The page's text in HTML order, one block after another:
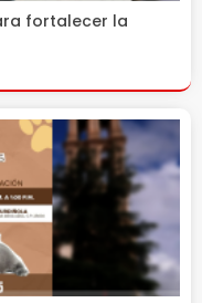
fortalecer la